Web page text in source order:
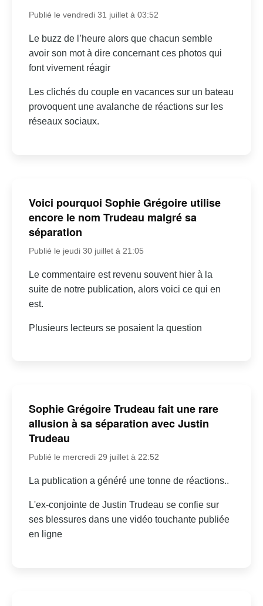
Publié le vendredi 31 juillet à 03:52
Le buzz de l’heure alors que chacun semble
avoir son mot à dire concernant ces photos qui
font vivement réagir
Les clichés du couple en vacances sur un bateau
provoquent une avalanche de réactions sur les
réseaux sociaux.
Voici pourquoi Sophie Grégoire utilise
encore le nom Trudeau malgré sa
séparation
Publié le jeudi 30 juillet à 21:05
Le commentaire est revenu souvent hier à la
suite de notre publication, alors voici ce qui en
est.
Plusieurs lecteurs se posaient la question
Sophie Grégoire Trudeau fait une rare
allusion à sa séparation avec Justin
Trudeau
Publié le mercredi 29 juillet à 22:52
La publication a généré une tonne de réactions..
L'ex-conjointe de Justin Trudeau se confie sur
ses blessures dans une vidéo touchante publiée
en ligne